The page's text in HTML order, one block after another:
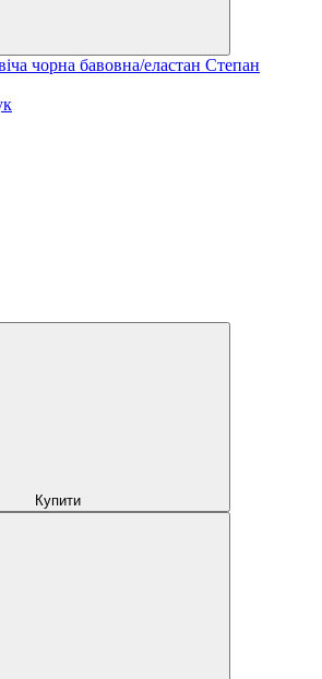
чорна бавовна/еластан Степан
Купити